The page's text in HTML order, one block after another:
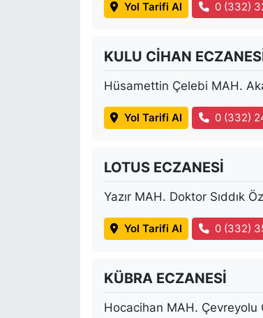
Yol Tarifi Al 0 (332)
KULU CİHAN
Hüsamettin Çelebi MAH.
Yol Tarifi Al 0 (332)
LOTUS ECZANESİ
Yazır MAH. Doktor Sıddık
Yol Tarifi Al 0 (332)
KÜBRA ECZANESİ
Hocacihan MAH.